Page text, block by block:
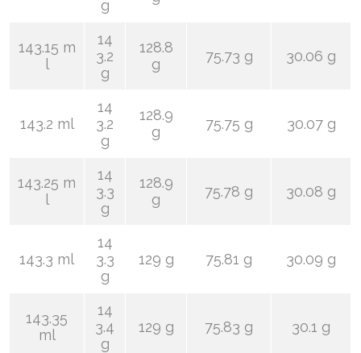
g
143.15 m
l
14
3.2
g
128.8
g
75.73 g 30.06 g
143.2 ml
14
3.2
g
128.9
g
75.75 g 30.07 g
143.25 m
l
14
3.3
g
128.9
g
75.78 g 30.08 g
143.3 ml
14
3.3
g
129 g 75.81 g 30.09 g
143.35
ml
14
3.4
g
129 g 75.83 g 30.1 g